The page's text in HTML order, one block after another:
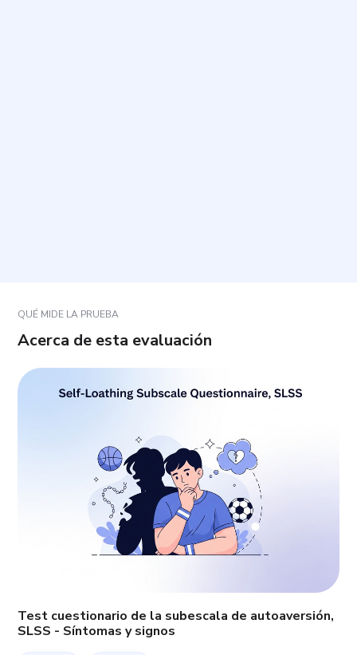
QUÉ MIDE LA PRUEBA
Acerca de esta evaluación
Test cuestionario de la subescala de autoaversión,
SLSS - Síntomas y signos